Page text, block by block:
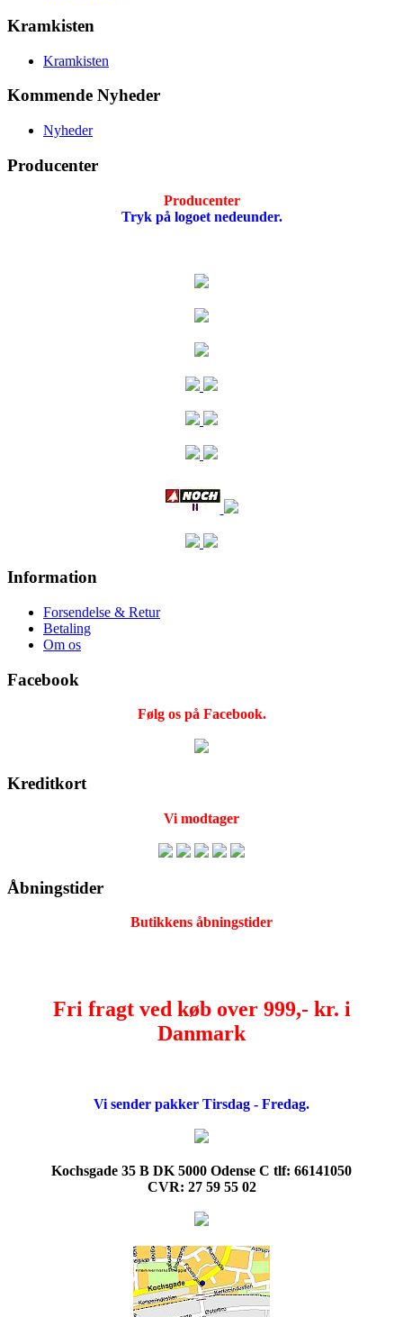
Kramkisten
Kramkisten
Kommende Nyheder
Nyheder
Producenter
Producenter
Tryk på logoet nedeunder.
Information
Forsendelse & Retur
Betaling
Om os
Facebook
Følg os på Facebook.
Kreditkort
Vi modtager
Åbningstider
Butikkens åbningstider
Fri fragt ved køb over 999,- kr. i
Danmark
Vi sender pakker Tirsdag - Fredag.
Kochsgade 35 B DK 5000 Odense C tlf: 66141050
CVR: 27 59 55 02